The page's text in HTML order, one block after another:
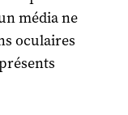
média ne
oculaires